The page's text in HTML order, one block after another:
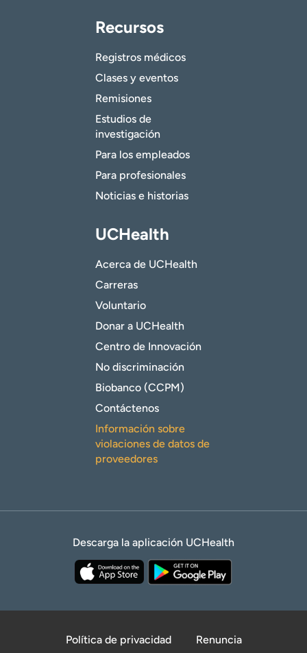
Recursos
Registros médicos
Clases y eventos
Remisiones
Estudios de
investigación
Para los empleados
Para profesionales
Noticias e historias
UCHealth
Acerca de UCHealth
Carreras
Voluntario
Donar a UCHealth
Centro de Innovación
No discriminación
Biobanco (CCPM)
Contáctenos
Información sobre
violaciones de datos de
proveedores
Descarga la aplicación UCHealth
Política de privacidad Renuncia